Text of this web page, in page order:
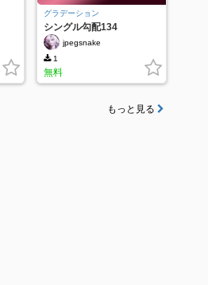
グラデーション
シングル勾配134
jpegsnake
1
無料
もっと見る